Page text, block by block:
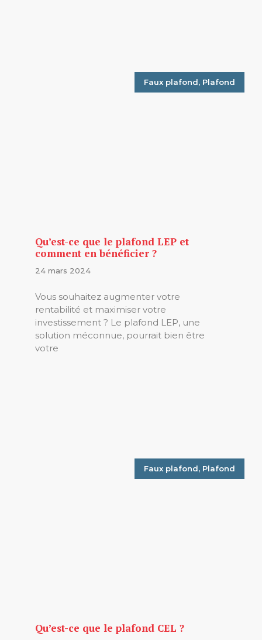
Faux plafond, Plafond
Qu’est-ce que le plafond LEP et
comment en bénéficier ?
24 mars 2024
Vous souhaitez augmenter votre
rentabilité et maximiser votre
investissement ? Le plafond LEP, une
solution méconnue, pourrait bien être
votre
Faux plafond, Plafond
Qu’est-ce que le plafond CEL ?